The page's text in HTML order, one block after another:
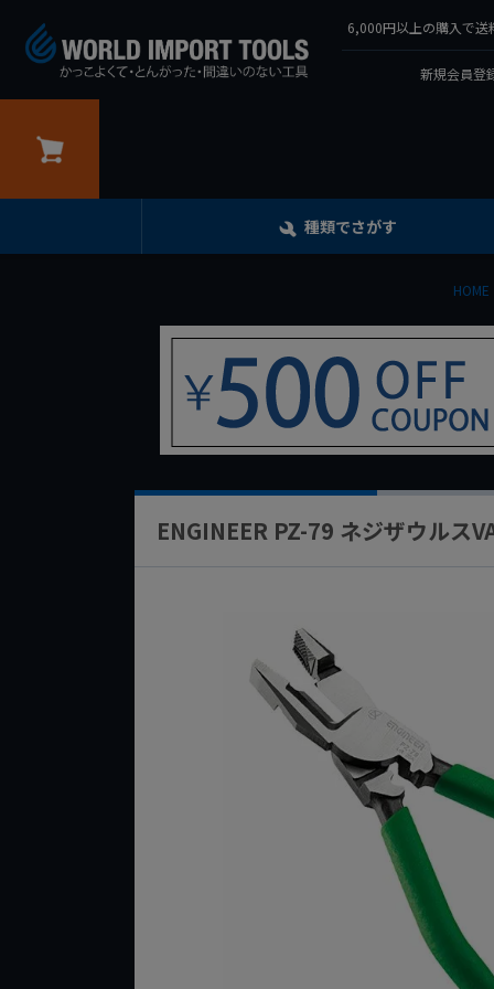
6,000円以上の購入で送
新規会員登
種類でさがす
HOME
ENGINEER PZ-79 ネジザウルス